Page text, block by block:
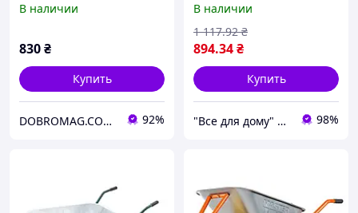
9850
В наличии
830₴
Купить
DOBROMAG.COM.UA - ДОБРОМАГ 92%
В наличии
894.34₴
1 117.92 ₴
Купить
"Все для дому" мережа будівельно-господарських магазинів 98%